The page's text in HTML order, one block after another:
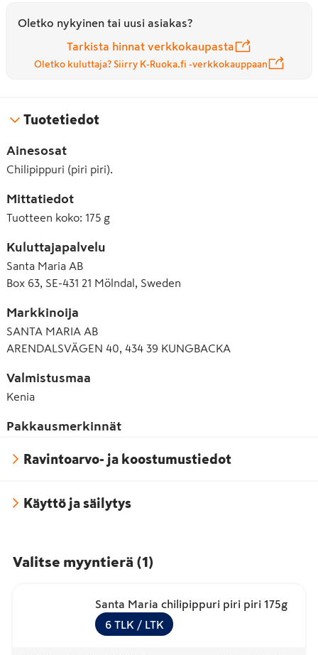
Oletko nykyinen tai uusi asiakas?
Tarkista hinnat verkkokaupasta
Oletko kuluttaja? Siirry K-Ruoka.fi -verkkokauppaan
Tuotetiedot
Ainesosat
Chilipippuri (piri piri).
Mittatiedot
Tuotteen koko: 175 g
Kuluttajapalvelu
Santa Maria AB
Box 63, SE-431 21 Mölndal, Sweden
Markkinoija
SANTA MARIA AB
ARENDALSVÄGEN 40, 434 39 KUNGBACKA
Valmistusmaa
Kenia
Pakkausmerkinnät
Ravintoarvo- ja koostumustiedot
Käyttö ja säilytys
Valitse myyntierä (1 )
Santa Maria chilipippuri piri piri 175g
6 TLK / LTK